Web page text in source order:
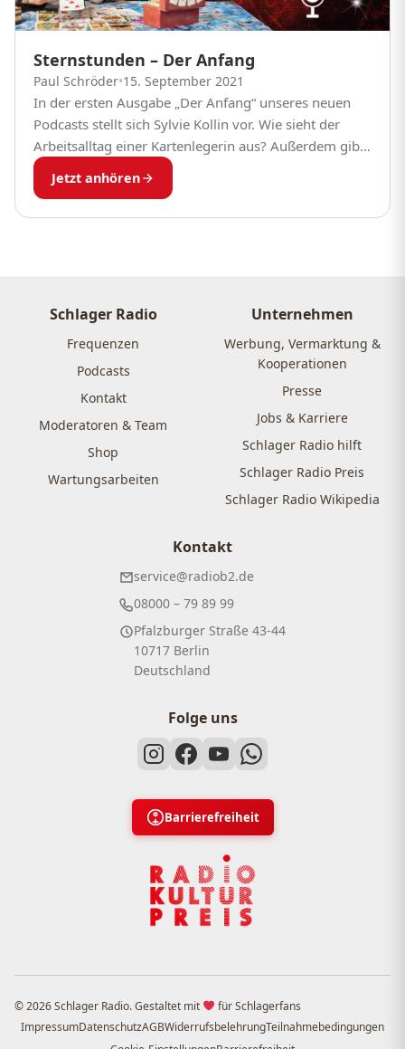
Sternstunden – Der Anfang
Paul Schröder•15. September 2021
In der ersten Ausgabe „Der Anfang“ unseres neuen
Podcasts stellt sich Sylvie Kollin vor. Wie sieht der
Arbeitsalltag einer Kartenlegerin aus? Außerdem gibt
sie eine Einführung in das „Karten-Lexikon“. Welche...
Jetzt anhören
Schlager Radio
Frequenzen
Podcasts
Kontakt
Moderatoren & Team
Shop
Wartungsarbeiten
Unternehmen
Werbung, Vermarktung &
Kooperationen
Presse
Jobs & Karriere
Schlager Radio hilft
Schlager Radio Preis
Schlager Radio Wikipedia
Kontakt
service@radiob2.de
08000 – 79 89 99
Pfalzburger Straße 43-44
10717 Berlin
Deutschland
Folge uns
Barrierefreiheit
© 2026 Schlager Radio. Gestaltet mit
für Schlagerfans
ImpressumDatenschutzAGBWiderrufsbelehrungTeilnahmebedingungen